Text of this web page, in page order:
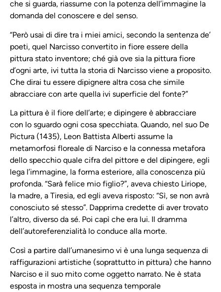
che si guarda, riassume con la potenza dell’immagine la
domanda del conoscere e del senso.
“Però usai di dire tra i miei amici, secondo la sentenza de’
poeti, quel Narcisso convertito in fiore essere della
pittura stato inventore; ché già ove sia la pittura fiore
d’ogni arte, ivi tutta la storia di Narcisso viene a proposito.
Che dirai tu essere dipignere altra cosa che simile
abracciare con arte quella ivi superficie del fonte?”
La pittura è il fiore dell’arte; e dipingere è abbracciare
con lo sguardo ogni cosa specchiata. Quando, nel suo De
Pictura (1435), Leon Battista Alberti assume la
metamorfosi floreale di Narciso e la connessa metafora
dello specchio quale cifra del pittore e del dipingere, egli
lega l’immagine, la forma esteriore, alla conoscenza più
profonda. “Sarà felice mio figlio?”, aveva chiesto Liriope,
la madre, a Tiresia, ed egli aveva risposto: “Sì, se non avrà
conosciuto sé stesso”. Dapprima credette di aver trovato
l’altro, diverso da sé. Poi capì che era lui. Il dramma
dell’autoreferenzialità lo conduce alla morte.
Così a partire dall’umanesimo vi è una lunga sequenza di
raffigurazioni artistiche (soprattutto in pittura) che hanno
Narciso e il suo mito come oggetto narrato. Ne è stata
esposta in mostra una sequenza temporale